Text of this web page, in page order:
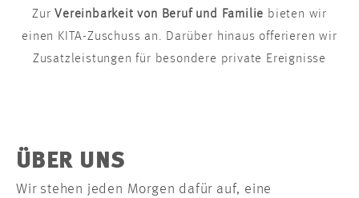
ZurVereinbarkeit von Beruf und Familie bieten wir
einen KITA-Zuschuss an. Darüber hinaus offerieren wir
Zusatzleistungen für besondere private Ereignisse
ÜBER UNS
Wir stehen jeden Morgen dafür auf, eine